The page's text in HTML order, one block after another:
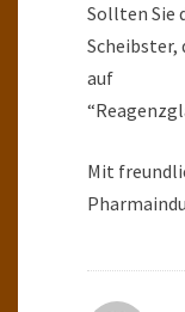
Sollten Sie
auf
Mit